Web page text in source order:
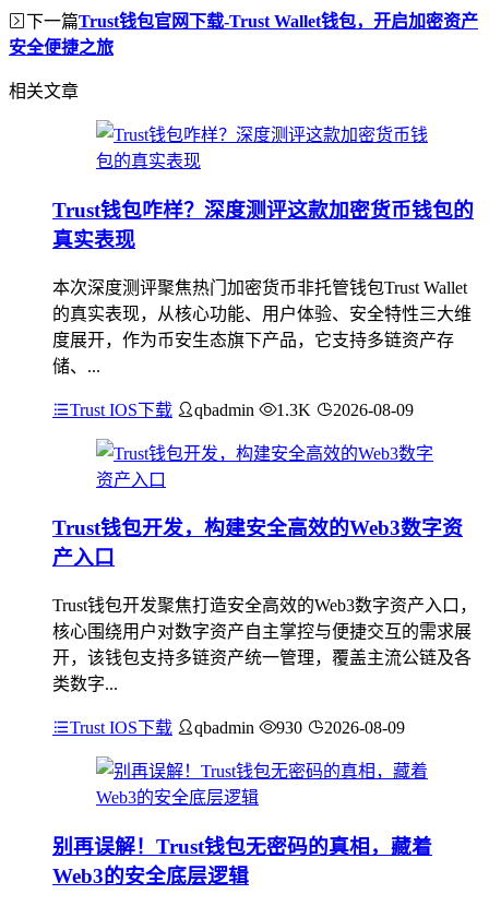
下一篇Trust钱包官网下载-Trust Wallet钱包，开启加密资产
安全便捷之旅
相关文章
Trust钱包咋样？深度测评这款加密货币钱包的
真实表现
本次深度测评聚焦热门加密货币非托管钱包Trust Wallet
的真实表现，从核心功能、用户体验、安全特性三大维
度展开，作为币安生态旗下产品，它支持多链资产存
储、...
Trust IOS下载 qbadmin 1.3K 2026-08-09
Trust钱包开发，构建安全高效的Web3数字资
产入口
Trust钱包开发聚焦打造安全高效的Web3数字资产入口，
核心围绕用户对数字资产自主掌控与便捷交互的需求展
开，该钱包支持多链资产统一管理，覆盖主流公链及各
类数字...
Trust IOS下载 qbadmin 930 2026-08-09
别再误解！Trust钱包无密码的真相，藏着
Web3的安全底层逻辑